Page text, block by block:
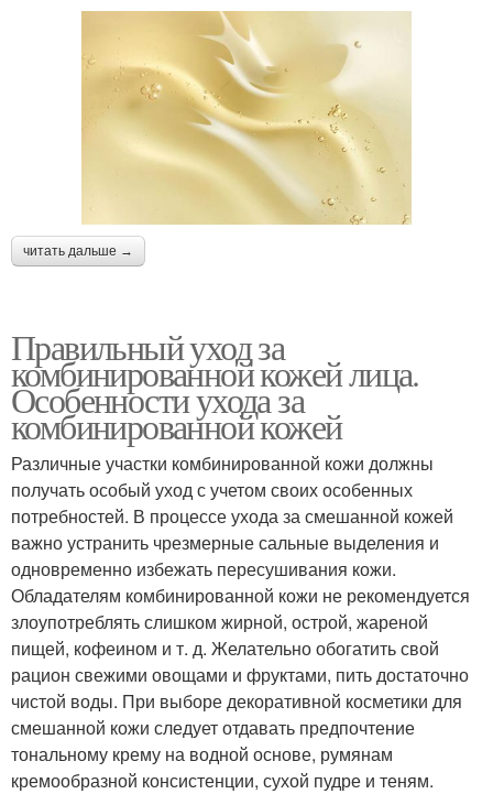
читать дальше →
Правильный уход за
комбинированной кожей лица.
Особенности ухода за
комбинированной кожей
Различные участки комбинированной кожи должны
получать особый уход с учетом своих особенных
потребностей. В процессе ухода за смешанной кожей
важно устранить чрезмерные сальные выделения и
одновременно избежать пересушивания кожи.
Обладателям комбинированной кожи не рекомендуется
злоупотреблять слишком жирной, острой, жареной
пищей, кофеином и т. д. Желательно обогатить свой
рацион свежими овощами и фруктами, пить достаточно
чистой воды. При выборе декоративной косметики для
смешанной кожи следует отдавать предпочтение
тональному крему на водной основе, румянам
кремообразной консистенции, сухой пудре и теням.